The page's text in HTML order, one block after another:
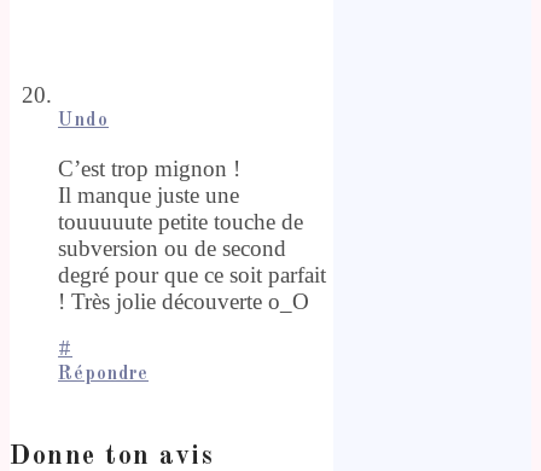
Undo
C’est trop mignon !
Il manque juste une
touuuuute petite touche de
subversion ou de second
degré pour que ce soit parfait
! Très jolie découverte o_O
#
Répondre
Donne ton avis